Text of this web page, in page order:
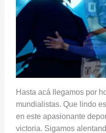
Hasta acá llegamos por
mundialistas. Que lindo
en este apasionante
victoria. Sigamos